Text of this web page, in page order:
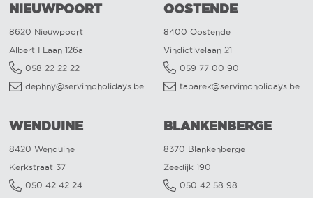
NIEUWPOORT
8620 Nieuwpoort
Albert I Laan 126a
058 22 22 22
dephny@servimoholidays.be
OOSTENDE
8400 Oostende
Vindictivelaan 21
059 77 00 90
tabarek@servimoholidays.be
WENDUINE
8420 Wenduine
Kerkstraat 37
050 42 42 24
BLANKENBERGE
8370 Blankenberge
Zeedijk 190
050 42 58 98